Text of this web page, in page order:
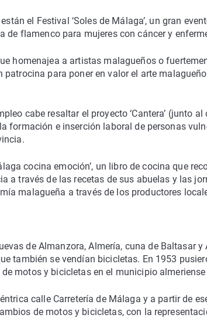
el Festival ‘Soles de Málaga’, un gran
de flamenco para mujeres con cáncer y
homenajea a artistas malagueños o
para poner en valor el arte
cabe resaltar el proyecto ‘Cantera’ (junto
formación e inserción laboral de personas
cocina emoción’, un libro de cocina que
a través de las recetas de sus abuelas y las
malagueña a través de los productores
de Almanzora, Almería, cuna de Baltasar
también se vendían bicicletas. En 1953
motos y bicicletas en el municipio almeriense
calle Carretería de Málaga y a partir de
de motos y bicicletas, con la